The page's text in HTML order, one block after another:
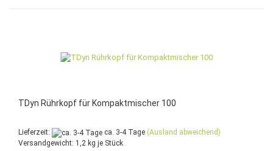
TDyn Rührkopf für Kompaktmischer 100
Lieferzeit: ca. 3-4 Tage (Ausland abweichend)
Versandgewicht: 1,2 kg je Stück